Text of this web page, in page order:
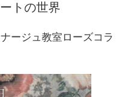
トの世界
ージュ教室ローズコラ